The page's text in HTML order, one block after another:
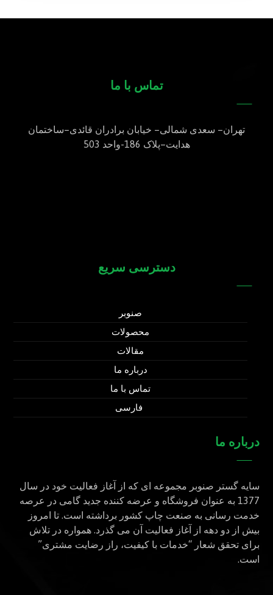
تماس با ما
تهران– سعدی شمالی– خیابان برادران قائدی–ساختمان
هدایت–پلاک واحد
دسترسی سریع
صنوبر
محصولات
مقالات
درباره ما
تماس با ما
فارسی
درباره ما
سایه گستر صنوبر مجموعه ای که از آغاز فعالیت خود در سال
1377 به عنوان فروشگاه و عرضه کننده جدید گامی در عرصه
خدمت رسانی به صنعت چاپ کشور برداشته است. تا امروز
بیش از دو دهه از آغاز فعالیت آن می گذرد. همواره در تلاش
برای تحقق شعار “خدمات با کیفیت، راز رضایت مشتری”
است.